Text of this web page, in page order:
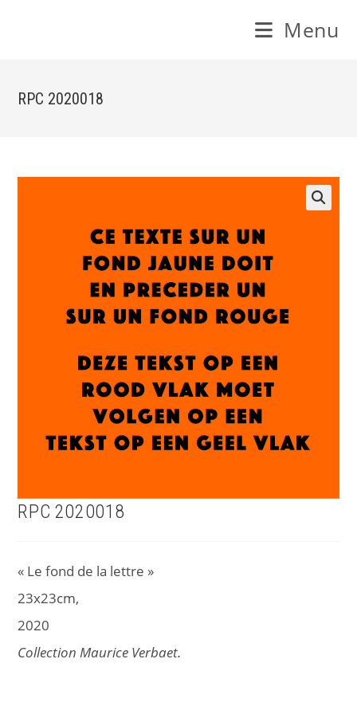
Menu
RPC 2020018
RPC 2020018
« Le fond de la lettre »
23x23cm,
2020
Collection Maurice Verbaet.